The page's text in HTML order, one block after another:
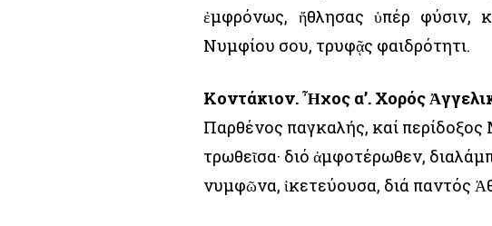
ἐμφρόνως, ἤθλησας ὑπέρ φύσιν,
Νυμφίου σου, τρυφᾷς φαιδρότητι.
Κοντάκιον. Ἦχος α’. Χορός
Παρθένος παγκαλής, καί περίδοξος
τρωθεῖσα· διό ἀμφοτέρωθεν,
νυμφῶνα, ἰκετεύουσα, διά παντός